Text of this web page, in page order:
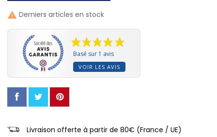
 Derniers articles en stock
Basé sur 1 avis
VOIR LES AVIS
Livraison offerte à partir de 80€ (France / UE)